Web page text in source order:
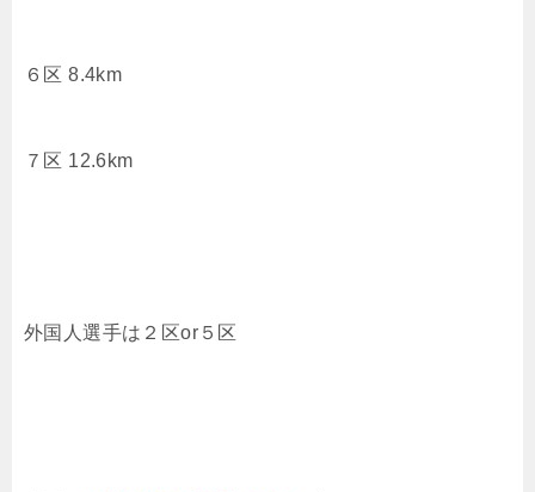
６区 8.4km
７区 12.6km
外国人選手は２区or５区